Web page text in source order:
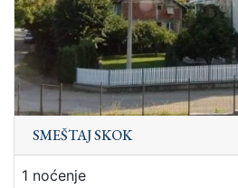
SMEŠTAJ SKOK
1 noćenje